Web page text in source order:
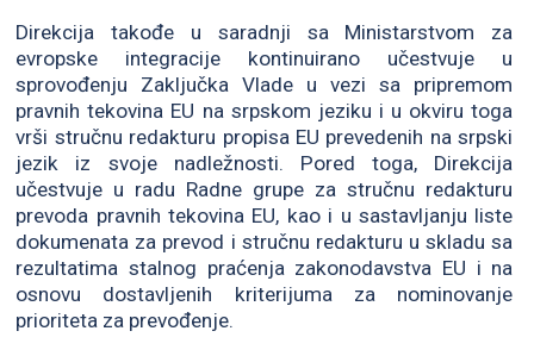
Direkcija takođe u saradnji sa Ministarstvom za
evropske integracije kontinuirano učestvuje u
sprovođenju Zaključka Vlade u vezi sa pripremom
pravnih tekovina EU na srpskom jeziku i u okviru toga
vrši stručnu redakturu propisa EU prevedenih na srpski
jezik iz svoje nadležnosti. Pored toga, Direkcija
učestvuje u radu Radne grupe za stručnu redakturu
prevoda pravnih tekovina EU, kao i u sastavljanju liste
dokumenata za prevod i stručnu redakturu u skladu sa
rezultatima stalnog praćenja zakonodavstva EU i na
osnovu dostavljenih kriterijuma za nominovanje
prioriteta za prevođenje.